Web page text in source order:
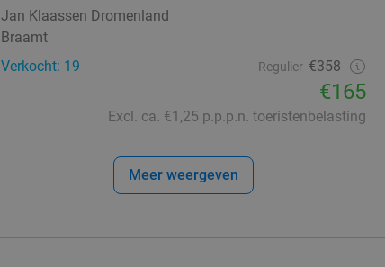
Jan Klaassen Dromenland
Braamt
Verkocht: 19
Regulier €358
€165
Excl. ca. €1,25 p.p.p.n. toeristenbelasting
Meer weergeven